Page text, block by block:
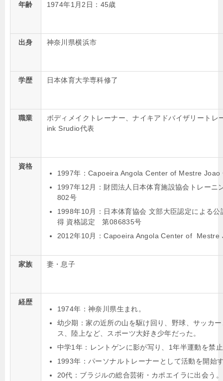
年齢 1974年1月2日：45歳
出身 神奈川県横浜市
学歴 日本体育大学専科修了
職業
ボディメイクトレーナー、ナイキアドバイザリート
ink Srudio代表
資格
1997年：Capoeira Angola Center of Mestre Joao
1997年12月：財団法人日本体育施設協会トレーニ
802号
1998年10月：日本体育協会 文部大臣認定による
得 資格認定 第086835号
2012年10月：Capoeira Angola Center of
家族 妻・息子
経歴
1974年：神奈川県生まれ。
幼少期：家の近所の山を駆け回り、野球、サッカ
ス、陸上など、スポーツ大好き少年だった。
中学1年：レントゲンに影が写り、1年半運動を禁
1993年：パーソナルトレーナーとして活動を開始
20代：ブラジルの総合芸術・カポエイラに出会う